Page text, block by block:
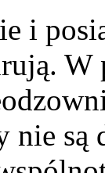
i
W
nie